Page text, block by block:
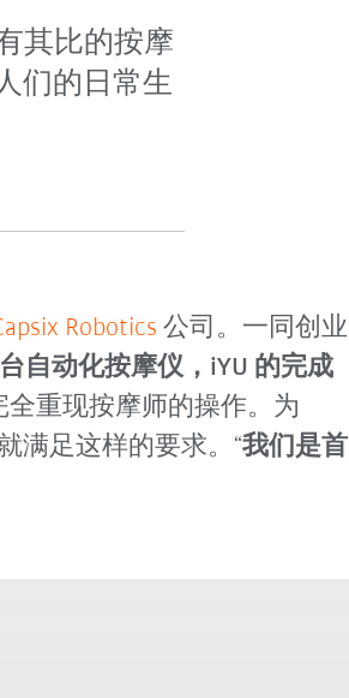
其比的按摩
们的日常生
Robotics 公司。一同创业
自动化按摩仪， iYU 的完成
重现按摩师的操作。为
满足这样的要求。 “我们是首